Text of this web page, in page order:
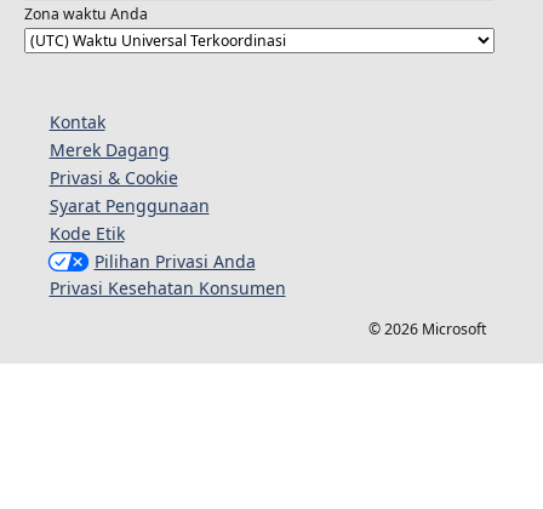
Zona waktu Anda
Kontak
Merek Dagang
Privasi & Cookie
Syarat Penggunaan
Kode Etik
Pilihan Privasi Anda
Privasi Kesehatan Konsumen
© 2026 Microsoft